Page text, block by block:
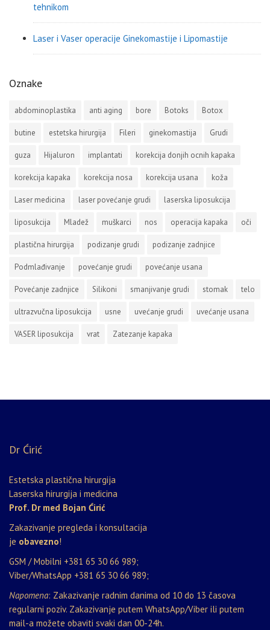
tehnikom
Laser i Vaser operacije Ginekomastije i Lipomastije
Oznake
abdominoplastika anti aging bore Botoks Botox
butine estetska hirurgija Fileri ginekomastija Grudi
guza Hijaluron implantati korekcija donjih ocnih kapaka
korekcija kapaka korekcija nosa korekcija usana koža
Laser medicina laser povećanje grudi laserska liposukcija
liposukcija Mladež muškarci nos operacija kapaka oči
plastična hirurgija podizanje grudi podizanje zadnjice
Podmlađivanje povećanje grudi povećanje usana
Povećanje zadnjice Silikoni smanjivanje grudi stomak telo
ultrazvučna liposukcija usne uvećanje grudi uvećanje usana
VASER liposukcija vrat Zatezanje kapaka
Dr Ćirić
Estetska plastična hirurgija
Laserska hirurgija i medicina
Prof. Dr med Bojan Ćirić
Zakazivanje pregleda i konsultacija
je obavezno!
GSM / Mobilni +381 65 30 66 989;
Viber/WhatsApp +381 65 30 66 989;
Napomena: Zakazivanje radnim danima od 10 do 13 časova
regularni poziv. Zakazivanje putem WhatsApp/Viber ili putem
mail-a možete obaviti svaki dan 00-24h.